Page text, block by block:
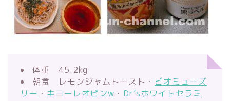
体重 45.2kg
朝食 レモンジャムトースト・ ビオミューズ
リー ・ キヨーレオピンw ・ Dr’sホワイトセラミ